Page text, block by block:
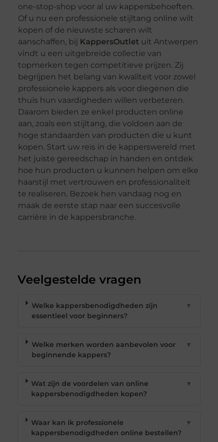
one-stop-shop voor al uw kappersbehoeften.
Of u nu een professionele stijltang online wilt
kopen of de nieuwste scharen wilt
aanschaffen, bij KappersOutlet uit Antwerpen
vindt u een uitgebreide collectie van
topmerken tegen competitieve prijzen. Zij
begrijpen het belang van kwaliteit voor zowel
professionele kappers als voor diegenen die
thuis hun vaardigheden willen verbeteren.
Daarom bieden ze enkel producten online
aan, zoals een stijltang, die voldoen aan de
hoge standaarden van producten die u kunt
kopen. Start uw reis in de kapperswereld met
het juiste gereedschap in handen en ontdek
hoe hun producten u kunnen helpen om elke
haarstijl met vertrouwen en professionaliteit
te realiseren. Bezoek hen vandaag nog en
maak de eerste stap naar een succesvolle
carrière in de kappersbranche.
Veelgestelde vragen
Welke kappersbenodigdheden zijn
essentieel voor beginners?
▼
Welke merken worden aanbevolen voor
beginnende kappers?
▼
Wat zijn de voordelen van online
kappersbenodigdheden kopen?
▼
Waar kan ik professionele
kappersbenodigdheden online bestellen?
▼